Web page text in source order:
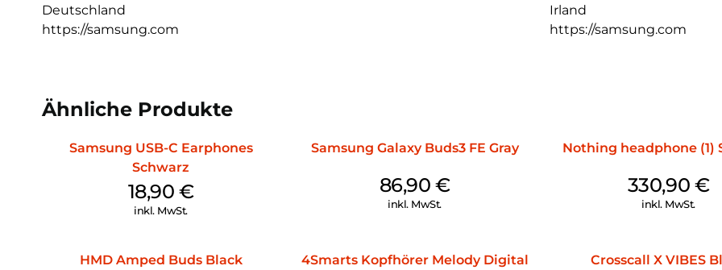
ausdauernden Akkulaufzeit
den Tag. Der Sound wechselt
Deutschland
https://samsung.com
Irland
https://samsung.com
Ähnliche Produkte
Samsung USB-C Earphones
Schwarz
18,90 €
inkl. MwSt.
Samsung Galaxy Buds3 FE Gray
86,90 €
inkl. MwSt.
Nothing headphone (1)
330,90 €
inkl. MwSt.
HMD Amped Buds Black
4Smarts Kopfhörer Melody Digital
Crosscall X VIBES